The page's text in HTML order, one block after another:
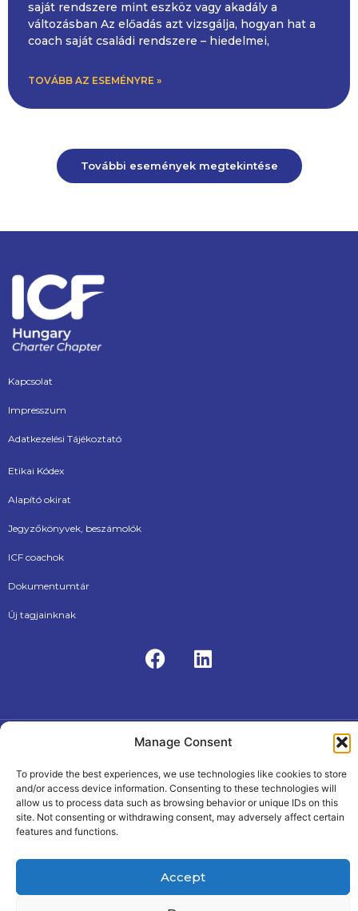
Manage Consent
To provide the best experiences, we use technologies like cookies to store
and/or access device information. Consenting to these technologies will
allow us to process data such as browsing behavior or unique IDs on this
site. Not consenting or withdrawing consent, may adversely affect certain
features and functions.
Accept
saját rendszere mint eszköz vagy akadály a
változásban Az előadás azt vizsgálja, hogyan hat a
coach saját családi rendszere – hiedelmei,
TOVÁBB AZ ESEMÉNYRE »
További események megtekintése
Kapcsolat
Impresszum
Adatkezelési Tájékoztató
Etikai Kódex
Alapító okirat
Jegyzőkönyvek, beszámolók
ICF coachok
Dokumentumtár
Új tagjainknak
Adatkezelési tájékoztató
Chapter
Made by The PALM Creative Agency